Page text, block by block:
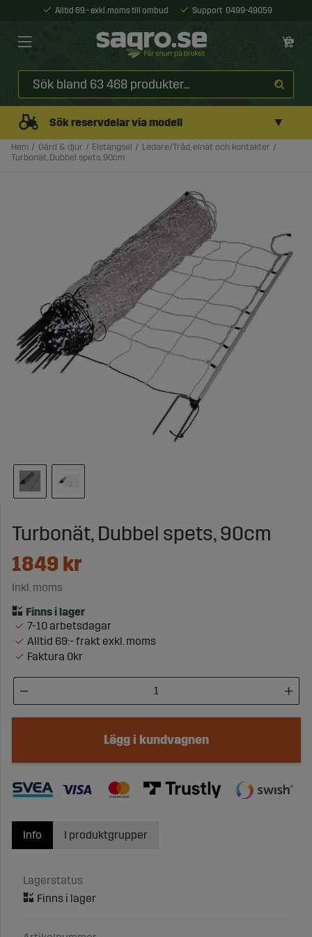
Alltid 69:- exkl. moms till ombud Support 0499-49059
Sök reservdelar via modell ▼
Hem Gård & djur Elstängsel
Ledare/Tråd, elnät och kontakter
Turbonät, Dubbel spets, 90cm
Turbonät, Dubbel spets, 90cm
1849 kr
Inkl. moms
7-10 arbetsdagar
Alltid 69:- frakt exkl. moms
Faktura 0kr
Lägg i kundvagnen
Info
Lagerstatus
I produktgrupper